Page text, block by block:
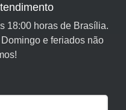
18:00 horas de Brasília.
e feriados não